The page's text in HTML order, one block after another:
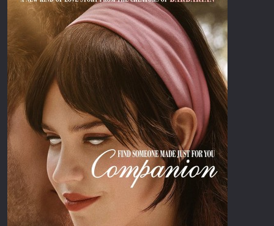
Επιστημονικής Φαντασίας
Εποχής
Ερωτικές
Ευρωπαικός Κινηματογράφος
Θρησκευτικές
Θρίλερ
Ιστορικές
Καταστροφής
Κλασσικές